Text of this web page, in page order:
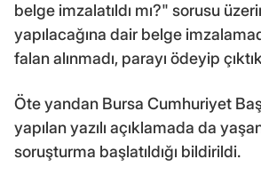
belge imzalatıldı mı?" sorusu
yapılacağına dair belge
falan alınmadı, parayı ödeyip
Öte yandan Bursa Cumhuriyet
yapılan yazılı açıklamada da
soruşturma başlatıldığı bildirildi.